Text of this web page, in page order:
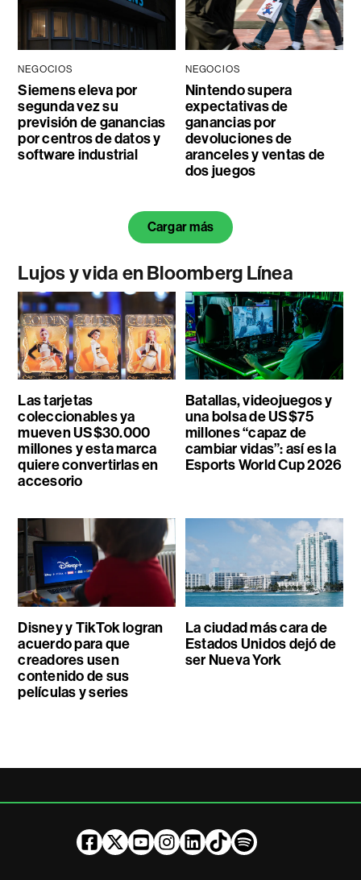
NEGOCIOS
Siemens eleva por
segunda vez su
previsión de ganancias
por centros de datos y
software industrial
NEGOCIOS
Nintendo supera
expectativas de
ganancias por
devoluciones de
aranceles y ventas de
dos juegos
Cargar más
Lujos y vida en Bloomberg Línea
Las tarjetas
coleccionables ya
mueven US$30.000
millones y esta marca
quiere convertirlas en
accesorio
Batallas, videojuegos y
una bolsa de US$75
millones “capaz de
cambiar vidas”: así es la
Esports World Cup 2026
Disney y TikTok logran
acuerdo para que
creadores usen
contenido de sus
películas y series
La ciudad más cara de
Estados Unidos dejó de
ser Nueva York